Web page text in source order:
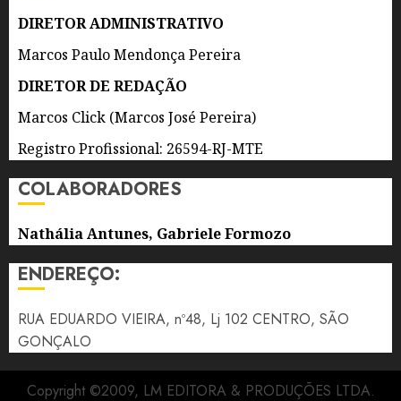
DE
7 DE
AGOSTO
0
DIRETOR ADMINISTRATIVO
Marcos Paulo Mendonça Pereira
DIRETOR DE REDAÇÃO
Marcos Click (Marcos José Pereira)
Registro Profissional: 26594-RJ-MTE
COLABORADORES
Nathália Antunes, Gabriele Formozo
ENDEREÇO:
RUA EDUARDO VIEIRA, nº48, Lj 102 CENTRO, SÃO
GONÇALO
Copyright ©2009, LM EDITORA & PRODUÇÕES LTDA.